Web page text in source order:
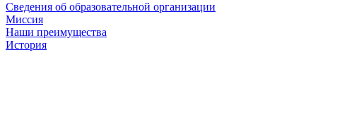
Сведения об образовательной организации
Миссия
Наши преимущества
История